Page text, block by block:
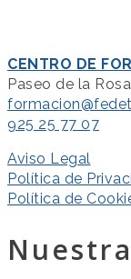
CENTRO DE
Paseo de la
925 25 77 07
Aviso Legal
Política de
Política de